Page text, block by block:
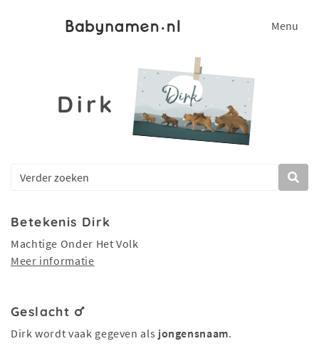
Menu
Dirk
Betekenis Dirk
Machtige Onder Het Volk
Meer informatie
Geslacht
Dirk wordt vaak gegeven als jongensnaam.